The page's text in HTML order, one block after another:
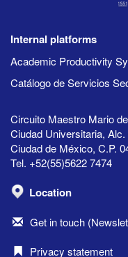
Internal platforms
Academic Productivity
Catálogo de Servicios
Circuito Maestro Mario
Ciudad Universitaria,
Ciudad de México, C.P.
Tel. +52(55)5622 7474
Location
Get in touch
Privacy statement